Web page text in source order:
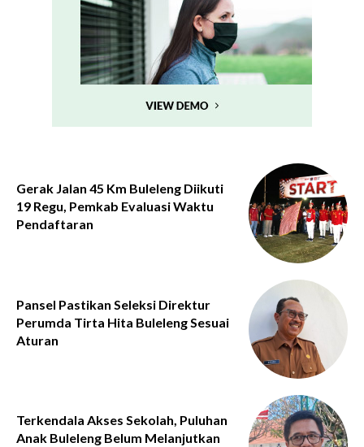
Gerak Jalan 45 Km Buleleng Diikuti
19 Regu, Pemkab Evaluasi Waktu
Pendaftaran
Pansel Pastikan Seleksi Direktur
Perumda Tirta Hita Buleleng Sesuai
Aturan
Terkendala Akses Sekolah, Puluhan
Anak Buleleng Belum Melanjutkan